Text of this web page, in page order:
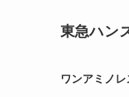
東急ハン
ワンアミノ